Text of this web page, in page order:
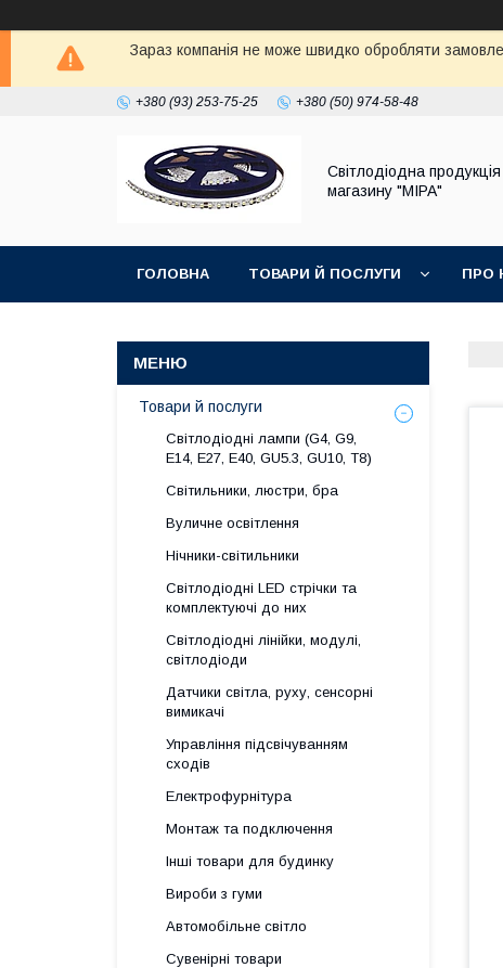
Зараз компанія не може швидко обробляти
+380 (93) 253-75-25 +380 (50) 974-58-48
Світлодіодна продукція
магазину "МІРА"
ГОЛОВНА ТОВАРИ Й ПОСЛУГИ ПРО
Товари й послуги
Світлодіодні лампи (G4, G9,
E14, E27, Е40, GU5.3, GU10, Т8)
Світильники, люстри, бра
Вуличне освітлення
Нічники-світильники
Світлодіодні LED стрічки та
комплектуючі до них
Світлодіодні лінійки, модулі,
світлодіоди
Датчики світла, руху, сенсорні
вимикачі
Управління підсвічуванням
сходів
Електрофурнітура
Монтаж та подключення
Інші товари для будинку
Вироби з гуми
Автомобільне світло
Сувенірні товари